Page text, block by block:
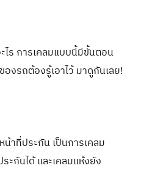
ไร การเคลมแบบนี้มีขั้นตอน
งรถต้องรู้เอาไว้ มาดูกันเลย!
าที่ประกัน เป็นการเคลม
ะกันได้ และเคลมแห้งยัง